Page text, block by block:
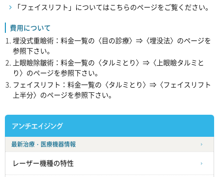
「フェイスリフト」についてはこちらのページをご覧ください。
費用について
埋没式重瞼術：料金一覧の〈目の診療〉⇒〈埋没法〉のページを
参照下さい。
上眼瞼除皺術：料金一覧の〈タルミとり〉⇒〈上眼瞼タルミと
り〉のページを参照下さい。
フェイスリフト：料金一覧の〈タルミとり〉⇒〈フェイスリフト
上半分〉のページを参照下さい。
最新治療・医療機器情報
レーザー機種の特性